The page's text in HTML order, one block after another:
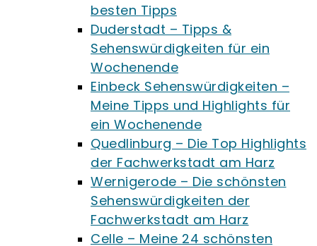
besten Tipps
Duderstadt – Tipps &
Sehenswürdigkeiten für ein
Wochenende
Einbeck Sehenswürdigkeiten –
Meine Tipps und Highlights für
ein Wochenende
Quedlinburg – Die Top Highlights
der Fachwerkstadt am Harz
Wernigerode – Die schönsten
Sehenswürdigkeiten der
Fachwerkstadt am Harz
Celle – Meine 24 schönsten